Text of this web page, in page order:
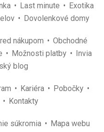
Last minute
Exotika
Dovolenkové domy
nákupom
Obchodné
Možnosti platby
Invia
blog
Kariéra
Pobočky
Kontakty
súkromia Mapa webu